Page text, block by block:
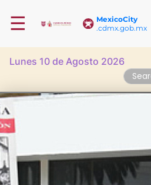
MexicoCity
.cdmx.gob.mx
☰
Lunes 10 de Agosto 2026